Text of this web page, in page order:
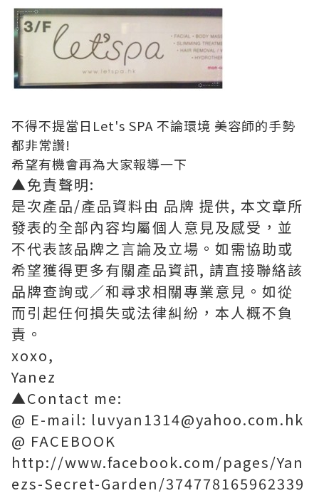
不得不提當日 Let's SPA 不論環境 美容師的手勢
都非常讚!
希望有機會再為大家報導一下
▲免責聲明:
是次產品/產品資料由 品牌 提供, 本文章所
發表的全部內容均屬個人意見及感受，並
不代表該品牌之言論及立場。如需協助或
希望獲得更多有關產品資訊, 請直接聯絡該
品牌查詢或∕和尋求相關專業意見。如從
而引起任何損失或法律糾紛，本人概不負
責。
xoxo,
Yanez
▲Contact me:
@ E-mail: luvyan1314@yahoo.com.hk
@ FACEBOOK
http://www.facebook.com/pages/Yan
ezs-Secret-Garden/374778165962339